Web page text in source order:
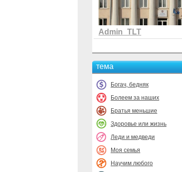
Admin_TLT
тема
Богач, бедняк
Болеем за наших
Братья меньшие
Здоровье или жизнь
Леди и медведи
Моя семья
Научим любого